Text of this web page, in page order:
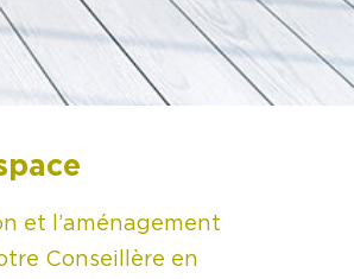
et l’aménagement
Conseillère en